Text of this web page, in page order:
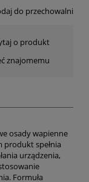
do przechowalni
o produkt
znajomemu
osady wapienne
produkt spełnia
urządzenia,
Formuła